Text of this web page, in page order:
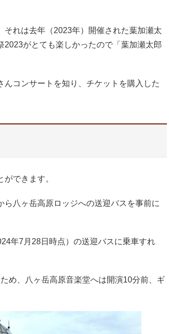
れは去年（2023年）開催された葉加瀬太
がとても楽しかったので「葉加瀬太郎
コンサートを知り、チケットを購入した
できます。
八ヶ岳高原ロッジへの送迎バスを事前に
年7月28日時点）の送迎バスに乗車すれ
め、八ヶ岳高原音楽堂へは開演10分前、ギ